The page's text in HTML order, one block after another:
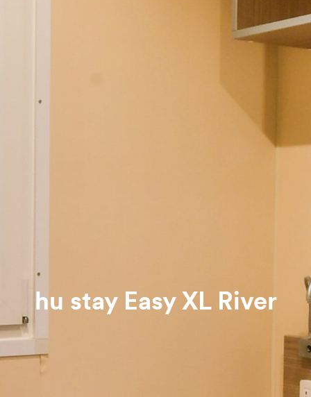
hu stay Easy XL River